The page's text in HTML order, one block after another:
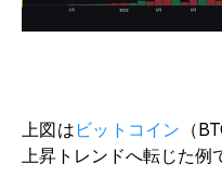
上図は ビットコイン （
上昇トレンドへ転じた例